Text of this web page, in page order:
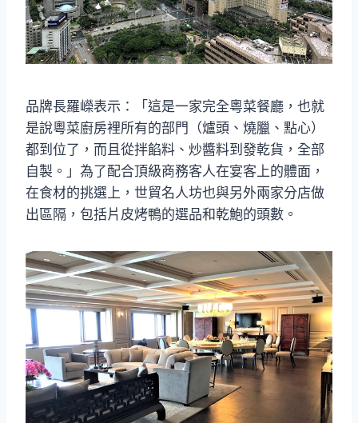
品牌長羅嶸表示：「這是一家完全粵菜餐廳，也就
是說粵菜廚房裡所有的部門（爐頭、燒臘、點心）
都到位了，而且從拌餡料、炒醬料到發乾貨，全部
自製。」為了配合頂級商務客人在宴客上的體面，
在食材的挑選上，世貿名人坊也與另外兩家分店做
出區隔，包括片皮烤鴨的選品和乾鮑的頭數。